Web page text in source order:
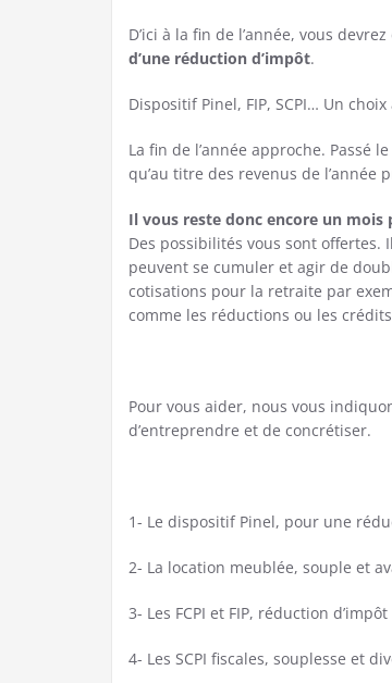
D’ici à la fin de l’année, vous
d’une réduction d’impôt.
Dispositif Pinel, FIP, SCPI… Un
La fin de l’année approche. Passé
qu’au titre des revenus de l’année
Il vous reste donc encore un
Des possibilités vous sont offertes.
peuvent se cumuler et agir de
cotisations pour la retraite par
comme les réductions ou les crédits
Pour vous aider, nous vous
d’entreprendre et de concrétiser.
1- Le dispositif Pinel, pour une
2- La location meublée, souple et
3- Les FCPI et FIP, réduction
4- Les SCPI fiscales, souplesse et